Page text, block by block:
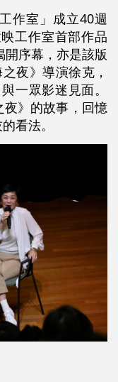
作室」成立40週
工作室首部作品
開序幕，亦是該版
夜》導演徐克，
一眾影迷見面。
》的故事，回憶
看法。